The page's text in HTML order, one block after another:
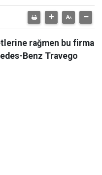
rağmen bu firma
Benz Travego